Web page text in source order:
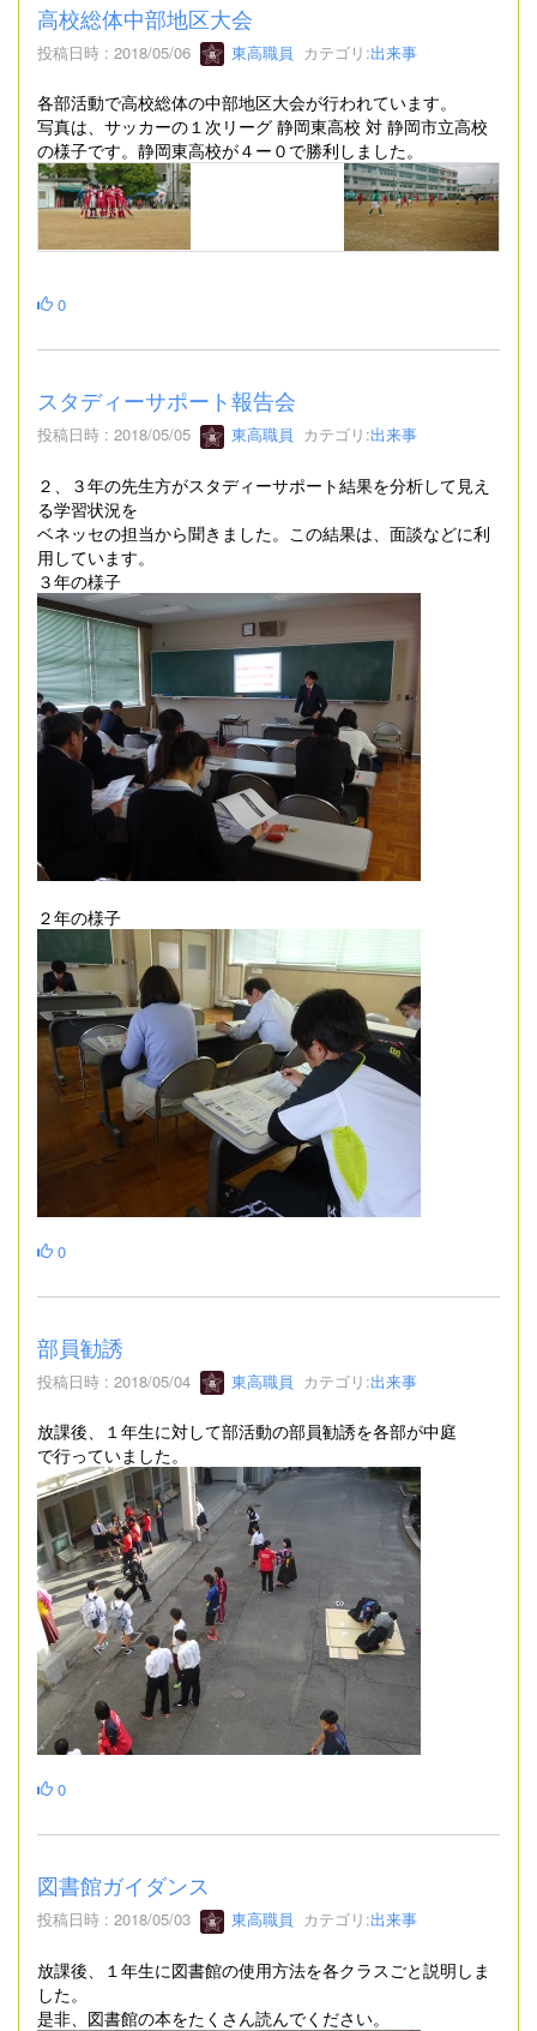
高校総体中部地区大会
投稿日時 : 2018/05/06 東高職員 カテゴリ:出来事
各部活動で高校総体の中部地区大会が行われています。
写真は、サッカーの１次リーグ 静岡東高校 対 静岡市立高校
の様子です。静岡東高校が４ー０で勝利しました。
0
スタディーサポート報告会
投稿日時 : 2018/05/05 東高職員 カテゴリ:出来事
２、３年の先生方がスタディーサポート結果を分析して見え
る学習状況を
ベネッセの担当から聞きました。この結果は、面談などに利
用しています。
３年の様子
２年の様子
0
部員勧誘
投稿日時 : 2018/05/04 東高職員 カテゴリ:出来事
放課後、１年生に対して部活動の部員勧誘を各部が中庭
で行っていました。
0
図書館ガイダンス
投稿日時 : 2018/05/03 東高職員 カテゴリ:出来事
放課後、１年生に図書館の使用方法を各クラスごと説明しま
した。
是非、図書館の本をたくさん読んでください。